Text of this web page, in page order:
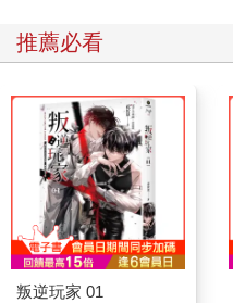
推薦必看
叛逆玩家 01